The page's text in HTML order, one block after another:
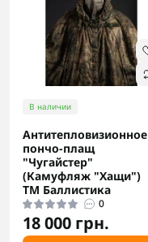
В наличии
Антитепловизионное
пончо-плащ
"Чугайстер"
(Камуфляж "Хащи")
ТМ Баллистика
0
18 000 грн.